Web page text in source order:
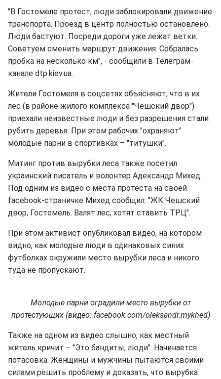
"В Гостомеле протест, люди заблокировали движение
транспорта. Проезд в центр полностью остановлено.
Люди бастуют. Посреди дороги уже лежат ветки.
Советуем сменить маршрут движения. Собралась
пробка на несколько км", - сообщили в Телеграм-
канале dtp.kiev.ua.
Жители Гостомеля в соцсетях объясняют, что в их
лес (в районе жилого комплекса "Чешский двор")
приехали неизвестные люди и без разрешения стали
рубить деревья. При этом рабочих "охраняют"
молодые парни в спортивках – "титушки".
Митинг против вырубки леса также посетил
украинский писатель и волонтер Адександр Михед.
Под одним из видео с места протеста на своей
facebook-страничке Михед сообщил: "ЖК Чешский
двор, Гостомель. Валят лес, хотят ставить ТРЦ".
При этом активист опубликовал видео, на котором
видно, как молодые люди в одинаковых синих
футболках окружили место вырубки леса и никого
туда не пропускают.
Молодые парни оградили место вырубки от
протестующих (видео: facebook.com/oleksandr.mykhed)
Также на одном из видео слышно, как местный
житель кричит – "Это бандиты, люди". Начинается
потасовка. Женщины и мужчины пытаются своими
силами решить проблему и доказать, что вырубка